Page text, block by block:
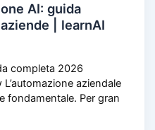
AI: guida
| learnAI
completa 2026
aziendale
fondamentale. Per gran